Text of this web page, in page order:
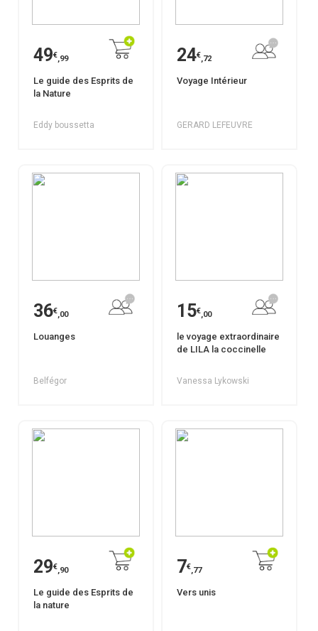
49€,99
Le guide des Esprits de
la Nature
Eddy boussetta
24€,72
Voyage Intérieur
GERARD LEFEUVRE
36€,00
Louanges
Belfégor
15€,00
le voyage extraordinaire
de LILA la coccinelle
Vanessa Lykowski
29€,90
Le guide des Esprits de
la nature
7€,77
Vers unis